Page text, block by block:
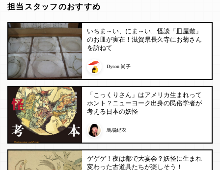
担当スタッフのおすすめ
いちま～い、にま～い…怪談「皿屋敷」
のお皿が実在！滋賀県長久寺にお菊さん
を訪ねて
Dyson 尚子
「こっくりさん」はアメリカ生まれって
ホント？ニューヨーク出身の民俗学者が
考える日本の妖怪
馬場紀衣
ゲゲゲ！夜は都で大宴会？妖怪に生まれ
変わった古道具たちが楽しそう！